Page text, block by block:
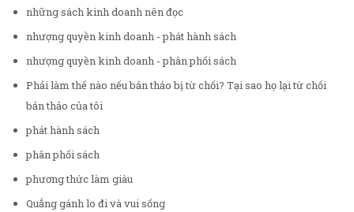
những sách kinh doanh nên đọc
nhượng quyền kinh doanh - phát hành sách
nhượng quyền kinh doanh - phân phối sách
Phải làm thế nào nếu bản thảo bị từ chối? Tại sao họ lại từ chối
bản thảo của tôi
phát hành sách
phân phối sách
phương thức làm giàu
Quẳng gánh lo đi và vui sống